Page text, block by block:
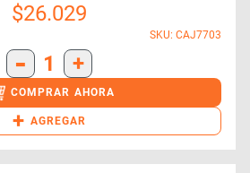
$26.029
SKU: CAJ7703
- 1 +
COMPRAR AHORA
+ AGREGAR